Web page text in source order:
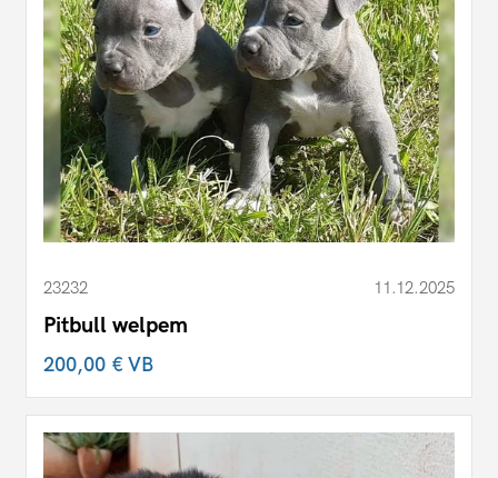
23232 11.12.2025
Pitbull welpem
200,00 €VB